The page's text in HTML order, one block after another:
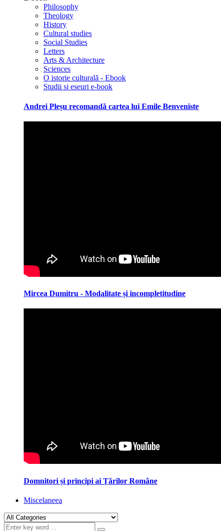
Philosophy
Theology
History
Cultural studies
Social Studies
Letters
Arts & Architecture
Sciences
O istorie culturală - Ebook
Studii si eseuri e-book
Andrei Pleșu recomandă cartea lui Emile Benveniste
Mircea Dumitru - Modalitate și incompletitudine
Domnitori și principi ai Țărilor Române
Miscelaneea